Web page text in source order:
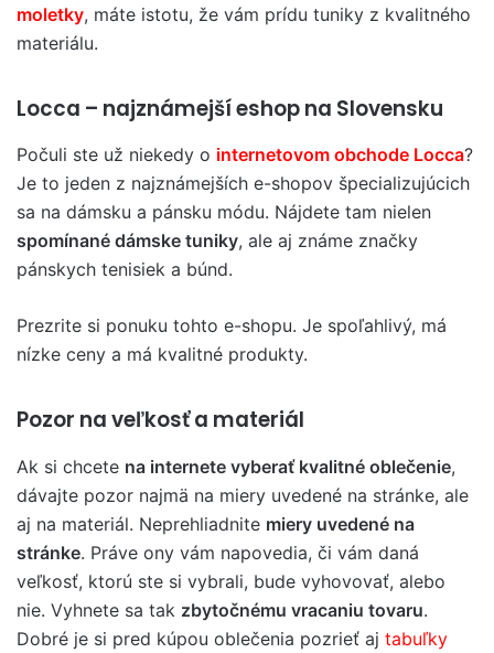
moletky, máte istotu, že vám prídu tuniky z kvalitného
materiálu.
Locca – najznámejší eshop na Slovensku
Počuli ste už niekedy o internetovom obchode Locca?
Je to jeden z najznámejších e-shopov špecializujúcich
sa na dámsku a pánsku módu. Nájdete tam nielen
spomínané dámske tuniky, ale aj známe značky
pánskych tenisiek a búnd.
Prezrite si ponuku tohto e-shopu. Je spoľahlivý, má
nízke ceny a má kvalitné produkty.
Pozor na veľkosť a materiál
Ak si chcete na internete vyberať kvalitné oblečenie,
dávajte pozor najmä na miery uvedené na stránke, ale
aj na materiál. Neprehliadnite miery uvedené na
stránke. Práve ony vám napovedia, či vám daná
veľkosť, ktorú ste si vybrali, bude vyhovovať, alebo
nie. Vyhnete sa tak zbytočnému vracaniu tovaru.
Dobré je si pred kúpou oblečenia pozrieť aj tabuľky